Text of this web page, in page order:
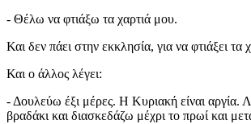
- Θέλω να φτιάξω τα χαρτιά μου.
Και δεν πάει στην εκκλησία, για να φτιάξει τα
Και ο άλλος λέγει:
- Δουλεύω έξι μέρες. Η Κυριακή είναι αργία.
βραδάκι και διασκεδάζω μέχρι το πρωί και